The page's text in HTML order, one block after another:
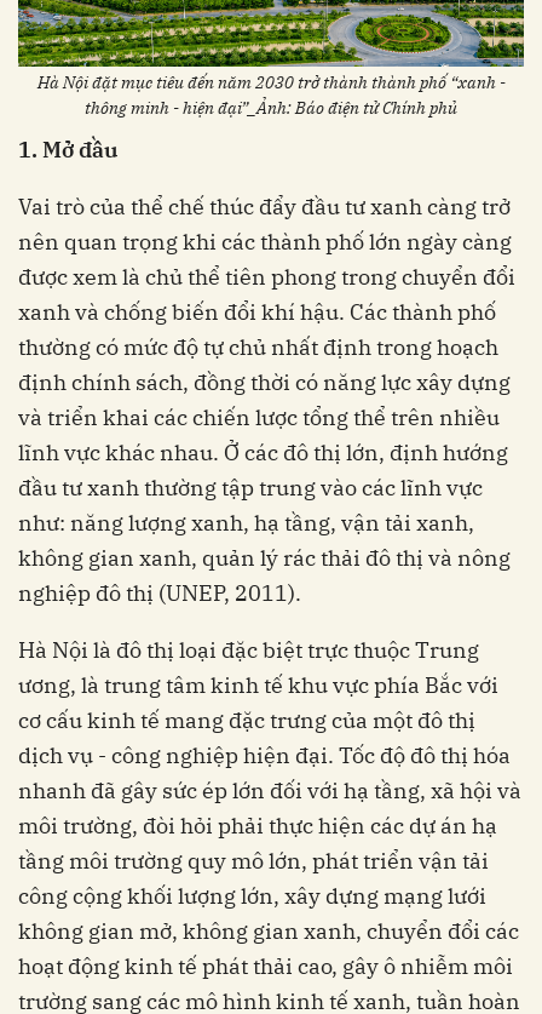
Hà Nội đặt mục tiêu đến năm 2030 trở thành thành phố “xanh -
thông minh - hiện đại”_Ảnh: Báo điện tử Chính phủ
1. Mở đầu
Vai trò của thể chế thúc đẩy đầu tư xanh càng trở
nên quan trọng khi các thành phố lớn ngày càng
được xem là chủ thể tiên phong trong chuyển đổi
xanh và chống biến đổi khí hậu. Các thành phố
thường có mức độ tự chủ nhất định trong hoạch
định chính sách, đồng thời có năng lực xây dựng
và triển khai các chiến lược tổng thể trên nhiều
lĩnh vực khác nhau. Ở các đô thị lớn, định hướng
đầu tư xanh thường tập trung vào các lĩnh vực
như: năng lượng xanh, hạ tầng, vận tải xanh,
không gian xanh, quản lý rác thải đô thị và nông
nghiệp đô thị (UNEP, 2011).
Hà Nội là đô thị loại đặc biệt trực thuộc Trung
ương, là trung tâm kinh tế khu vực phía Bắc với
cơ cấu kinh tế mang đặc trưng của một đô thị
dịch vụ - công nghiệp hiện đại. Tốc độ đô thị hóa
nhanh đã gây sức ép lớn đối với hạ tầng, xã hội và
môi trường, đòi hỏi phải thực hiện các dự án hạ
tầng môi trường quy mô lớn, phát triển vận tải
công cộng khối lượng lớn, xây dựng mạng lưới
không gian mở, không gian xanh, chuyển đổi các
hoạt động kinh tế phát thải cao, gây ô nhiễm môi
trường sang các mô hình kinh tế xanh, tuần hoàn